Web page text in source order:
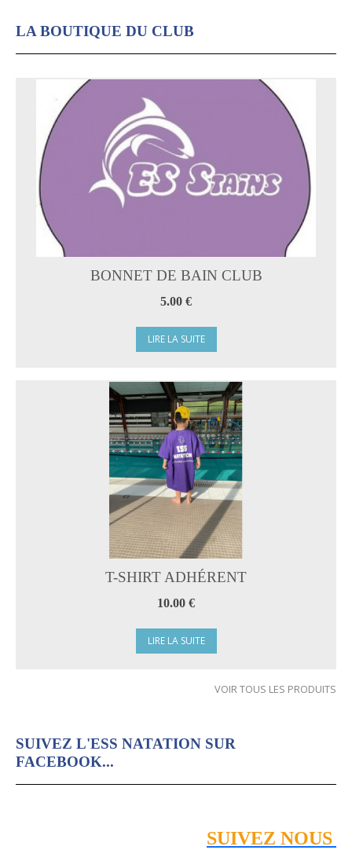
LA BOUTIQUE DU CLUB
BONNET DE BAIN CLUB
5.00 €
LIRE LA SUITE
T-SHIRT ADHÉRENT
10.00 €
LIRE LA SUITE
VOIR TOUS LES PRODUITS
SUIVEZ L'ESS NATATION SUR
FACEBOOK...
SUIVEZ NOUS